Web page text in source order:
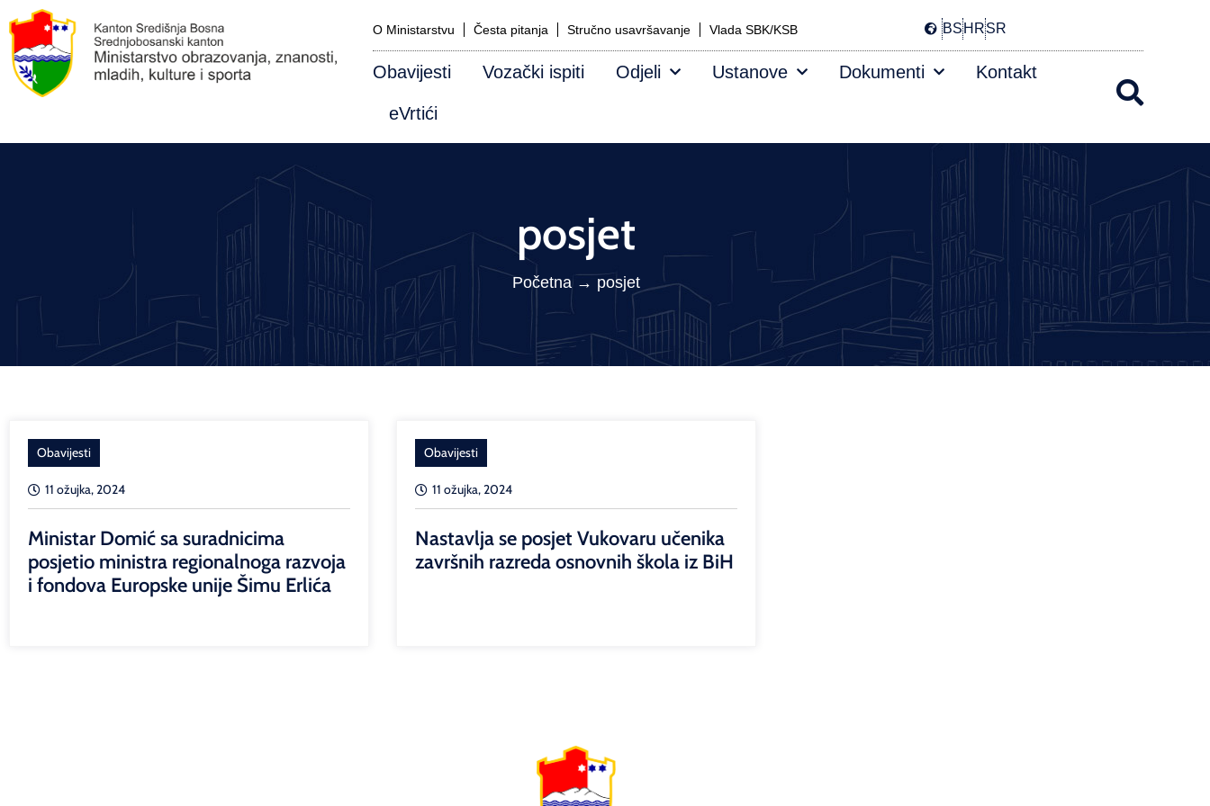
O Ministarstvu Česta pitanja Stručno usavršavanje Vlada SBK/KSB BSHRSR
Obavijesti Vozački ispiti Odjeli Ustanove Dokumenti Kontakt
eVrtići
posjet
Početna→ posjet
Obavijesti
11 ožujka, 2024
Ministar Domić sa suradnicima
posjetio ministra regionalnoga razvoja
i fondova Europske unije Šimu Erlića
Obavijesti
11 ožujka, 2024
Nastavlja se posjet Vukovaru učenika
završnih razreda osnovnih škola iz BiH